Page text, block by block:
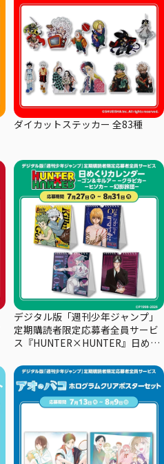
ダイカットステッカー 全83種
デジタル版「週刊少年ジャンプ」
定期購読者限定応募者全員サービ
ス『HUNTER×HUNTER』日めく